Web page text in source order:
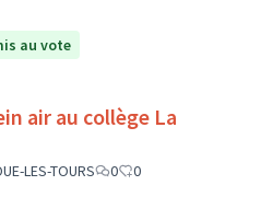
au vote
air au collège La
LES-TOURS 0
0